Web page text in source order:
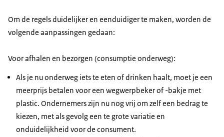
Om de regels duidelijker en eenduidiger te maken, worden de
volgende aanpassingen gedaan:
Voor afhalen en bezorgen (consumptie onderweg):
Als je nu onderweg iets te eten of drinken haalt, moet je een
meerprijs betalen voor een wegwerpbeker of -bakje met
plastic. Ondernemers zijn nu nog vrij om zelf een bedrag te
kiezen, met als gevolg een te grote variatie en
onduidelijkheid voor de consument.